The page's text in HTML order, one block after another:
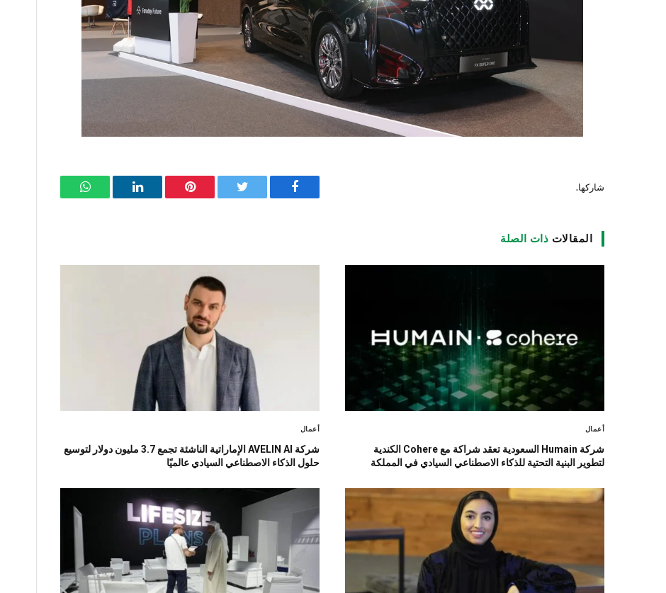
شاركها.
فيسبوك تويتر بينتيريستلينكدإن واتساب
المقالات ذات الصلة
أعمال
شركة Humain السعودية تعقد شراكة مع Cohere الكندية
لتطوير البنية التحتية للذكاء الاصطناعي السيادي في المملكة
أعمال
شركة AVELIN AI الإماراتية الناشئة تجمع 3.7 مليون دولار لتوسيع
حلول الذكاء الاصطناعي السيادي عالميًا